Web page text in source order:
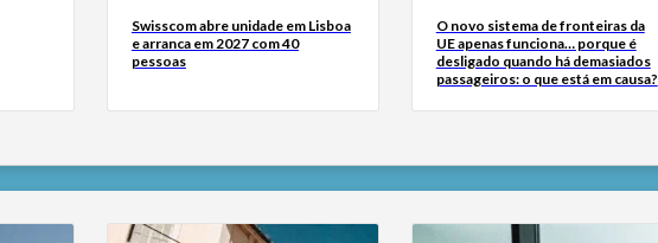
Swisscom abre unidade em Lisboa
e arranca em 2027 com 40
pessoas
O novo sistema de fronteiras da
UE apenas funciona… porque é
desligado quando há demasiados
passageiros: o que está em causa?